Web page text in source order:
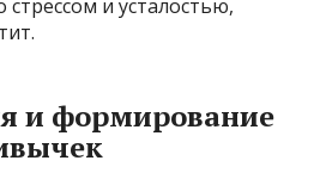
стрессом и усталостью,
и формирование